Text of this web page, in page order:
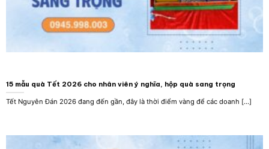
15 mẫu quà Tết 2026 cho nhân viên ý nghĩa, hộp quà sang trọng
Tết Nguyên Đán 2026 đang đến gần, đây là thời điểm vàng để các doanh [...]